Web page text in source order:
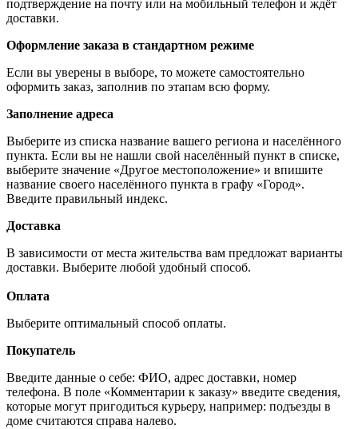
подтверждение на почту или на мобильный телефон и ждёт
доставки.
Оформление заказа в стандартном режиме
Если вы уверены в выборе, то можете самостоятельно
оформить заказ, заполнив по этапам всю форму.
Заполнение адреса
Выберите из списка название вашего региона и населённого
пункта. Если вы не нашли свой населённый пункт в списке,
выберите значение «Другое местоположение» и впишите
название своего населённого пункта в графу «Город».
Введите правильный индекс.
Доставка
В зависимости от места жительства вам предложат варианты
доставки. Выберите любой удобный способ.
Оплата
Выберите оптимальный способ оплаты.
Покупатель
Введите данные о себе: ФИО, адрес доставки, номер
телефона. В поле «Комментарии к заказу» введите сведения,
которые могут пригодиться курьеру, например: подъезды в
доме считаются справа налево.